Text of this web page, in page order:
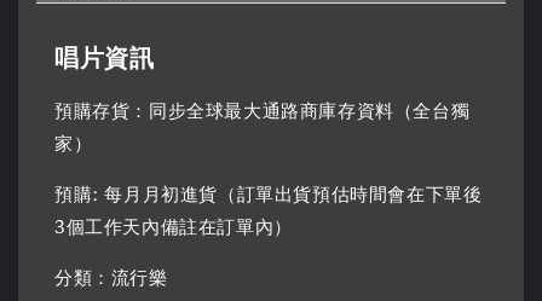
唱片資訊
預購存貨：同步全球最大通路商庫存資料（全台獨
家）
預購: 每月月初進貨（訂單出貨預估時間會在下單後
3個工作天內備註在訂單內）
分類：流行樂